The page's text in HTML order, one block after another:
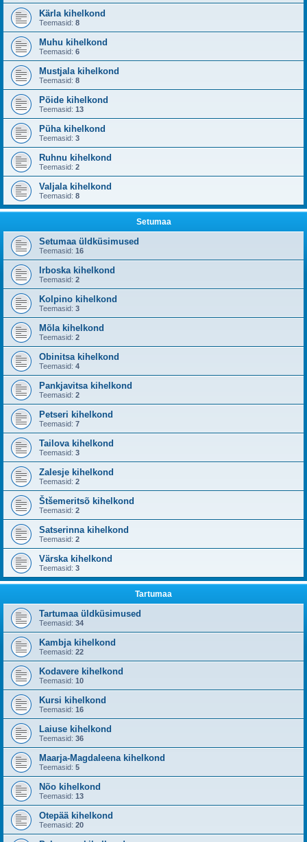
Kärla kihelkond
Teemasid: 8
Muhu kihelkond
Teemasid: 6
Mustjala kihelkond
Teemasid: 8
Pöide kihelkond
Teemasid: 13
Püha kihelkond
Teemasid: 3
Ruhnu kihelkond
Teemasid: 2
Valjala kihelkond
Teemasid: 8
Setumaa
Setumaa üldküsimused
Teemasid: 16
Irboska kihelkond
Teemasid: 2
Kolpino kihelkond
Teemasid: 3
Mõla kihelkond
Teemasid: 2
Obinitsa kihelkond
Teemasid: 4
Pankjavitsa kihelkond
Teemasid: 2
Petseri kihelkond
Teemasid: 7
Tailova kihelkond
Teemasid: 3
Zalesje kihelkond
Teemasid: 2
Štšemeritsõ kihelkond
Teemasid: 2
Satserinna kihelkond
Teemasid: 2
Värska kihelkond
Teemasid: 3
Tartumaa
Tartumaa üldküsimused
Teemasid: 34
Kambja kihelkond
Teemasid: 22
Kodavere kihelkond
Teemasid: 10
Kursi kihelkond
Teemasid: 16
Laiuse kihelkond
Teemasid: 36
Maarja-Magdaleena kihelkond
Teemasid: 5
Nõo kihelkond
Teemasid: 13
Otepää kihelkond
Teemasid: 20